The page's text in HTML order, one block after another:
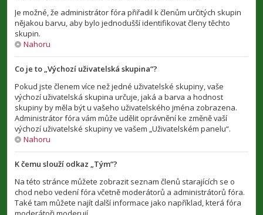
Je možné, že administrátor fóra přiřadil k členům určitých skupin
nějakou barvu, aby bylo jednodušší identifikovat členy těchto
skupin.
Nahoru
Co je to „Výchozí uživatelská skupina“?
Pokud jste členem více než jedné uživatelské skupiny, vaše
výchozí uživatelská skupina určuje, jaká a barva a hodnost
skupiny by měla být u vašeho uživatelského jména zobrazena.
Administrátor fóra vám může udělit oprávnění ke změně vaší
výchozí uživatelské skupiny ve vašem „Uživatelském panelu“.
Nahoru
K čemu slouží odkaz „Tým“?
Na této stránce můžete zobrazit seznam členů starajících se o
chod nebo vedení fóra včetně moderátorů a administrátorů fóra.
Také tam můžete najít další informace jako například, která fóra